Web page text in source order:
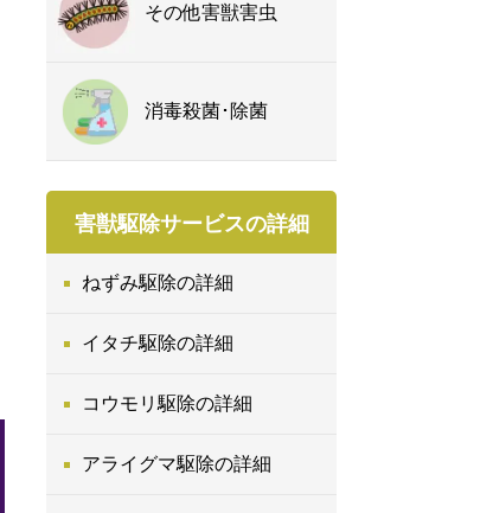
その他害獣害虫
消毒殺菌･除菌
害獣駆除サービスの詳細
ねずみ駆除の詳細
イタチ駆除の詳細
コウモリ駆除の詳細
アライグマ駆除の詳細